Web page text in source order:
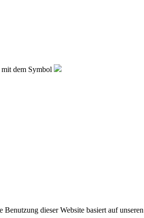
mit dem Symbol
Benutzung dieser Website basiert auf unseren